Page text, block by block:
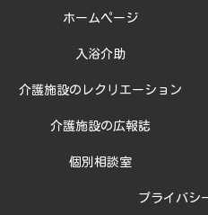
ホームページ
入浴介助
介護施設のレクリエーション
介護施設の広報誌
個別相談室
プライバシ